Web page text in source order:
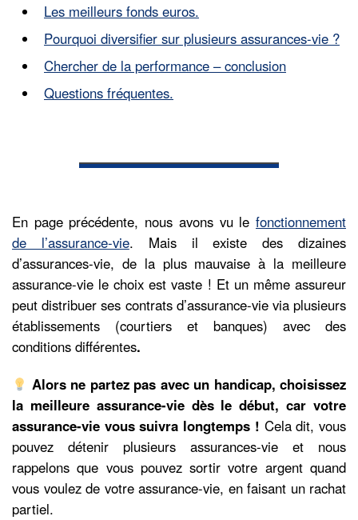
Les meilleurs fonds euros.
Pourquoi diversifier sur plusieurs assurances-vie ?
Chercher de la performance – conclusion
Questions fréquentes.
En page précédente, nous avons vu le fonctionnement
de l’assurance-vie. Mais il existe des dizaines
d’assurances-vie, de la plus mauvaise à la meilleure
assurance-vie le choix est vaste ! Et un même assureur
peut distribuer ses contrats d’assurance-vie via plusieurs
établissements (courtiers et banques) avec des
conditions différentes.
Alors ne partez pas avec un handicap, choisissez
la meilleure assurance-vie dès le début, car votre
assurance-vie vous suivra longtemps ! Cela dit, vous
pouvez détenir plusieurs assurances-vie et nous
rappelons que vous pouvez sortir votre argent quand
vous voulez de votre assurance-vie, en faisant un rachat
partiel.